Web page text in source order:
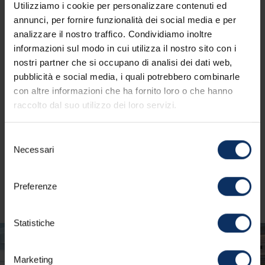
Utilizziamo i cookie per personalizzare contenuti ed
annunci, per fornire funzionalità dei social media e per
analizzare il nostro traffico. Condividiamo inoltre
informazioni sul modo in cui utilizza il nostro sito con i
nostri partner che si occupano di analisi dei dati web,
pubblicità e social media, i quali potrebbero combinarle
con altre informazioni che ha fornito loro o che hanno
raccolto dal suo utilizzo dei loro servizi.
delNecessari
Preferenze
Statistiche
Marketing
equipaggiata con attrezzatura Technogym di
ultima generazione e le nuovissime bike
MagneticDays. Spazio moderno e
presenza della tecnologia KINEO: si tratta di
macchinari per l’allenamento personalizzato,
ideali anche per la riabilitazione e per la
il centro Aquagranda mette a disposizione
Nazionale Italiana di nuoto
, e dal ed 2023 anche